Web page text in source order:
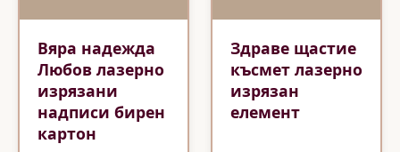
Вяра надежда
Любов лазерно
изрязани
надписи бирен
картон
Здраве щастие
късмет лазерно
изрязан
елемент